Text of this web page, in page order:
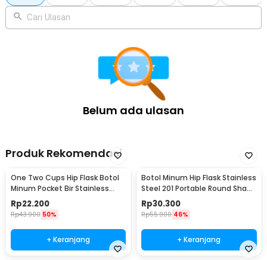
Cari Ulasan
Belum ada ulasan
Produk Rekomendasi
One Two Cups Hip Flask Botol
Minum Pocket Bir Stainless
Steel 201 8oz - MS351
Rp22.200
Rp43.900 50%
+ Keranjang
Botol Minum Hip Flask Stainless
Steel 201 Portable Round Shape
150ml - B-5
Rp30.300
Rp55.900 46%
+ Keranjang